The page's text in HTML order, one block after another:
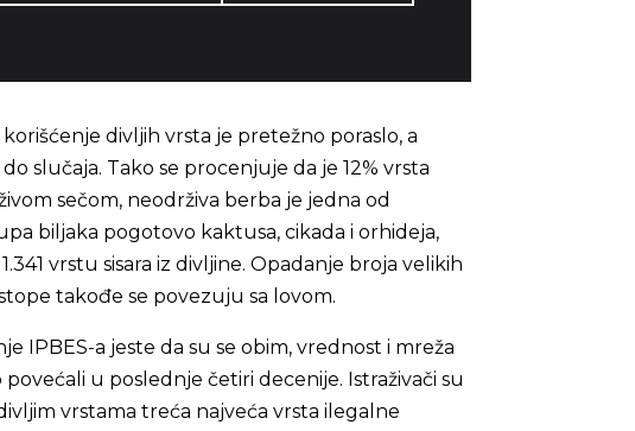
divljih vrsta je pretežno poraslo, a
slučaja. Tako se procenjuje da je 12% vrsta
sečom, neodrživa berba je jedna od
biljaka pogotovo kaktusa, cikada i orhideja,
vrstu sisara iz divljine. Opadanje broja velikih
takođe se povezuju sa lovom.
IPBES-a jeste da su se obim, vrednost i mreža
u poslednje četiri decenije. Istraživači su
vrstama treća najveća vrsta ilegalne